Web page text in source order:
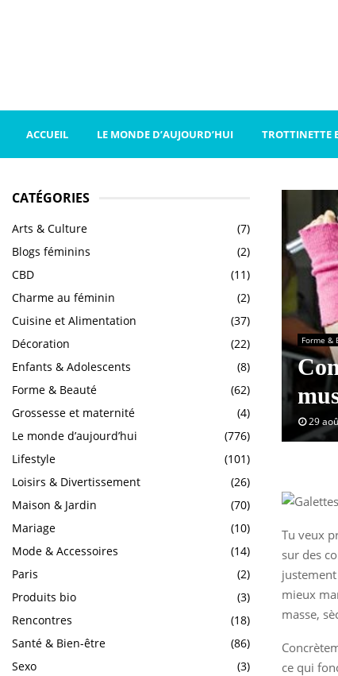
ACCUEIL LE MONDE D’AUJOURD’HUI TROTTINETTE
Forme &
29
Tu veux
sur des
mieux
masse,
ce qui
CATÉGORIES
Arts & Culture
(7)
Blogs féminins
(2)
CBD
(11)
Charme au féminin
(2)
Cuisine et Alimentation
(37)
Décoration
(22)
Enfants & Adolescents
(8)
Forme & Beauté
(62)
Grossesse et maternité
(4)
Le monde d’aujourd’hui
(776)
Lifestyle
(101)
Loisirs & Divertissement
(26)
Maison & Jardin
(70)
Mariage
(10)
Mode & Accessoires
(14)
Paris
(2)
Produits bio
(3)
Rencontres
(18)
Santé & Bien-être
(86)
Sexo
(3)